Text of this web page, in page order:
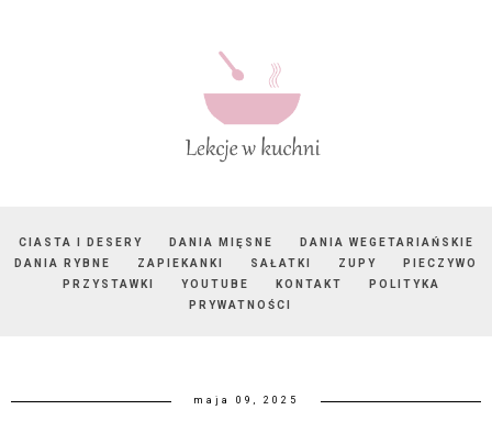
CIASTA I DESERY DANIA MIĘSNE
DANIA WEGETARIAŃSKIE
DANIA RYBNE
ZAPIEKANKI SAŁATKI ZUPY
PIECZYWO
PRZYSTAWKI
YOUTUBE KONTAKT
POLITYKA
PRYWATNOŚCI
maja 09, 2025